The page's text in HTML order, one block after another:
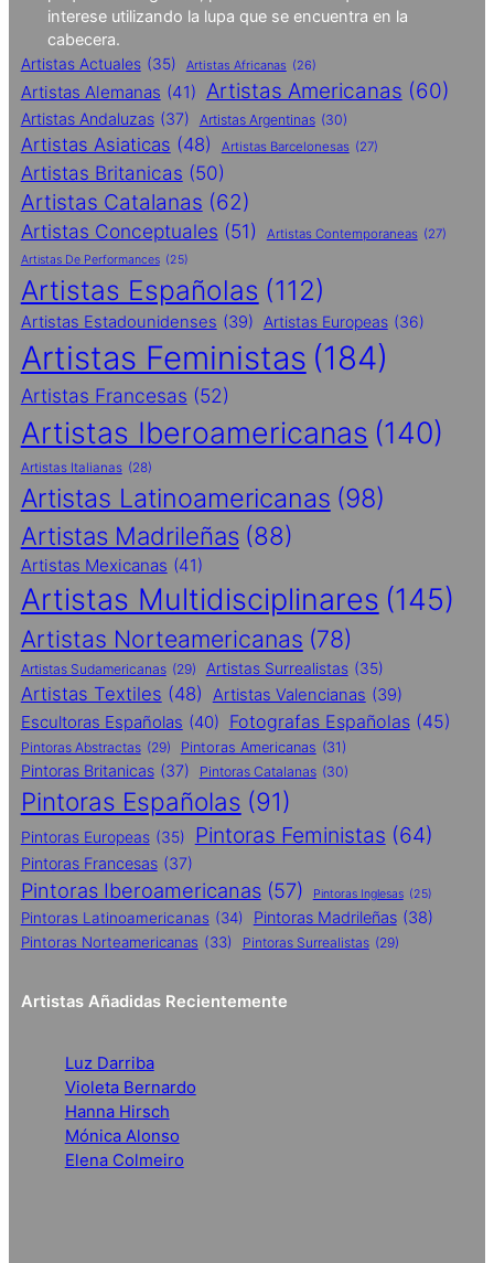
interese utilizando la lupa que se encuentra en la
cabecera.
Artistas Actuales (35) Artistas Africanas (26)
Artistas Alemanas (41) Artistas Americanas (60)
Artistas Andaluzas (37) Artistas Argentinas (30)
Artistas Asiaticas (48) Artistas Barcelonesas (27)
Artistas Britanicas (50)
Artistas Catalanas (62)
Artistas Conceptuales (51) Artistas Contemporaneas (27)
Artistas De Performances (25)
Artistas Españolas (112)
Artistas Estadounidenses (39) Artistas Europeas (36)
Artistas Feministas (184)
Artistas Francesas (52)
Artistas Iberoamericanas (140)
Artistas Italianas (28)
Artistas Latinoamericanas (98)
Artistas Madrileñas (88)
Artistas Mexicanas (41)
Artistas Multidisciplinares (145)
Artistas Norteamericanas (78)
Artistas Sudamericanas (29) Artistas Surrealistas (35)
Artistas Textiles (48) Artistas Valencianas (39)
Escultoras Españolas (40) Fotografas Españolas (45)
Pintoras Abstractas (29) Pintoras Americanas (31)
Pintoras Britanicas (37) Pintoras Catalanas (30)
Pintoras Españolas (91)
Pintoras Europeas (35) Pintoras Feministas (64)
Pintoras Francesas (37)
Pintoras Iberoamericanas (57) Pintoras Inglesas (25)
Pintoras Latinoamericanas (34) Pintoras Madrileñas (38)
Pintoras Norteamericanas (33) Pintoras Surrealistas (29)
Artistas Añadidas Recientemente
Luz Darriba
Violeta Bernardo
Hanna Hirsch
Mónica Alonso
Elena Colmeiro